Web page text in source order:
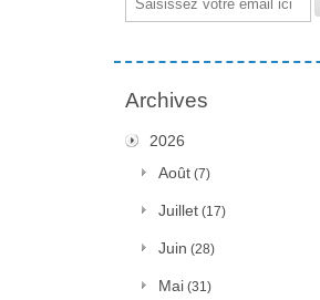
Archives
2026
Août (7)
Juillet (17)
Juin (28)
Mai (31)